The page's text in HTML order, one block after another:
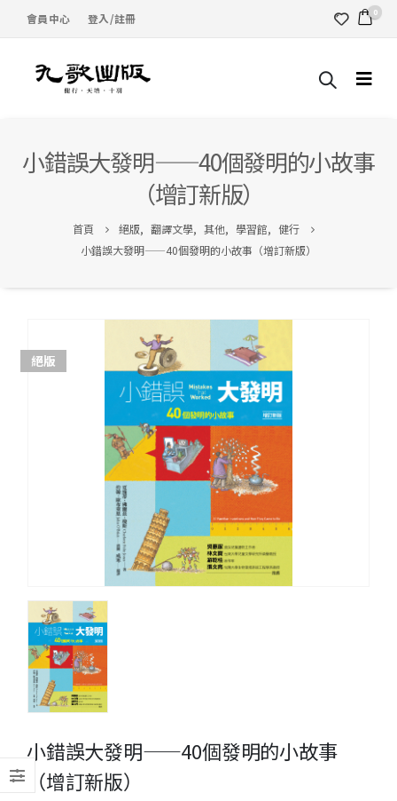
會員中心 登入/註冊 0
小錯誤大發明——40個發明的小故事
（增訂新版）
首頁 絕版, 翻譯文學, 其他, 學習館, 健行
小錯誤大發明——40個發明的小故事（增訂新版）
絕版
小錯誤大發明——40個發明的小故事
（增訂新版）